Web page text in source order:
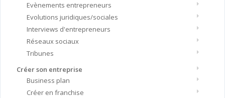
Evènements entrepreneurs
Evolutions juridiques/sociales
Interviews d'entrepreneurs
Réseaux sociaux
Tribunes
Créer son entreprise
Business plan
Créer en franchise